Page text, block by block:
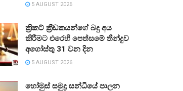
5 AUGUST 2026
ක්‍රිකට් ක්‍රීඩකයන්ගේ බදු අය
කිරීමට එරෙහි පෙත්සමේ තීන්දුව
අගෝස්තු 31 වන දින
5 AUGUST 2026
හෝමුස් සමුද්‍ර සන්ධියේ පාලන